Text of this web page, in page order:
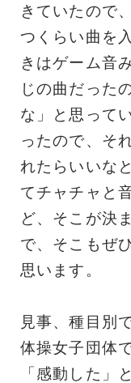
きていたので
つくらい曲を
きはゲーム音
じの曲だった
な」と思って
ったので、そ
れたらいいな
てチャチャと
ど、そこが決
で、そこもぜ
思います。
見事、種目別
体操女子団体
「感動した」